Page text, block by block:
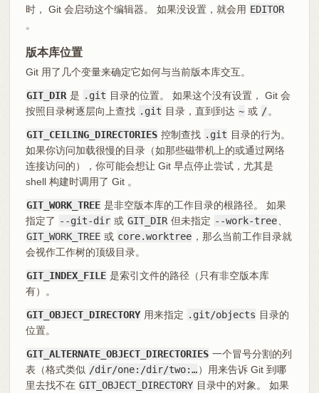
时， Git 会启动这个编辑器。 如果没设置，就会用 EDITOR
。
版本库位置
Git 用了几个变量来确定它如何与当前版本库交互。
GIT_DIR 是 .git 目录的位置。 如果这个没有设置， Git 会
按照目录树逐层向上查找 .git 目录，直到到达 ~ 或 / 。
GIT_CEILING_DIRECTORIES 控制查找 .git 目录的行为。
如果你访问加载很慢的目录（如那些磁带机上的或通过网络
连接访问的），你可能会想让 Git 早点停止尝试，尤其是
shell 构建时调用了 Git 。
GIT_WORK_TREE 是非空版本库的工作目录的根路径。 如果
指定了 --git-dir 或 GIT_DIR 但未指定 --work-tree
GIT_WORK_TREE 或 core.worktree ，那么当前工作目录就
会视作工作树的顶级目录。
GIT_INDEX_FILE 是索引文件的路径（只有非空版本库
有）。
GIT_OBJECT_DIRECTORY用来指定 .git/objects 目录的
位置。
GIT_ALTERNATE_OBJECT_DIRECTORIES 一个冒号分割的列
表（格式类似 /dir/one:/dir/two:… ）用来告诉 Git 到哪
里去找不在 GIT_OBJECT_DIRECTORY 目录中的对象。 如果